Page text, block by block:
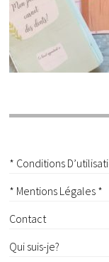
* Conditions
* Mentions Légales *
Contact
Qui suis-je?